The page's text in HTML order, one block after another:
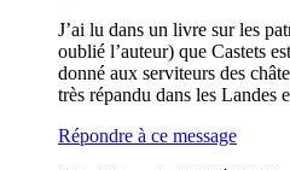
J’ai lu dans un livre sur les
oublié l’auteur) que Castets
donné aux serviteurs des
très répandu dans les Landes
Répondre à ce message